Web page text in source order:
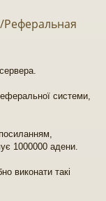
Реферальная
системи,
1000000 адени.
виконати такі